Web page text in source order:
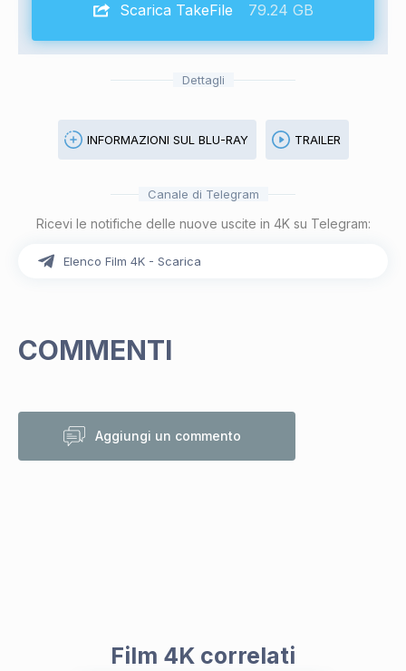
Scarica TakeFile 79.24 GB
Dettagli
INFORMAZIONI SUL BLU-RAY TRAILER
Canale di Telegram
Ricevi le notifiche delle nuove uscite in 4K su Telegram:
Elenco Film 4K - Scarica
COMMENTI
Aggiungi un commento
Film 4K correlati